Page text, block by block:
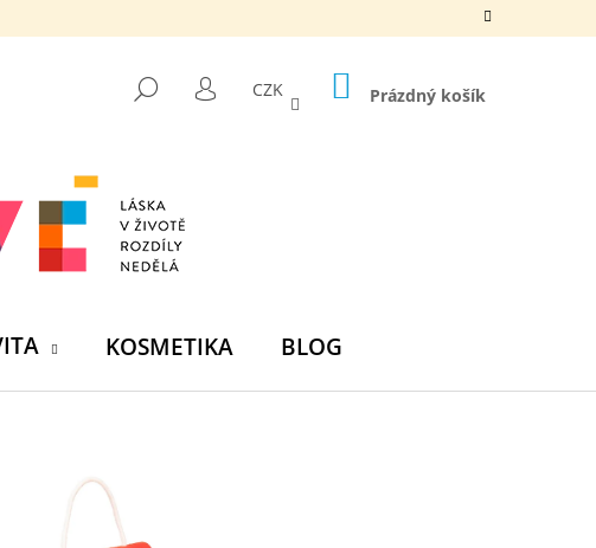
HLEDAT
PŘIHLÁŠENÍ
CZK NÁKUPNÍ
KOŠÍK
Prázdný košík
KOSMETIKA BLOG
- ČESKÁ HÁDACÍ HRA SE 4
A KARTAMI | DVA TÁTOVÉ